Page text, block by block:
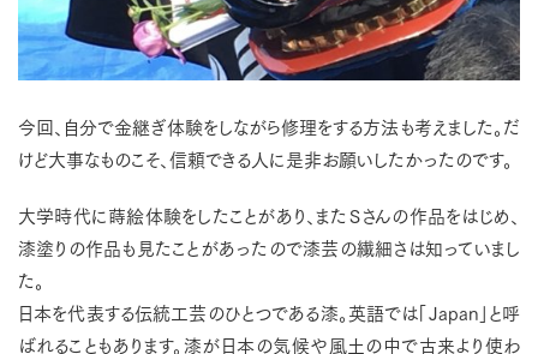
今回、自分で金継ぎ体験をしながら修理をする方法も考えました。だ
けど大事なものこそ、信頼できる人に是非お願いしたかったのです。
大学時代に蒔絵体験をしたことがあり、またＳさんの作品をはじめ、
漆塗りの作品も見たことがあったので漆芸の繊細さは知っていまし
た。
日本を代表する伝統工芸のひとつである漆。英語では「Japan」と呼
ばれることもあります。漆が日本の気候や風土の中で古来より使わ